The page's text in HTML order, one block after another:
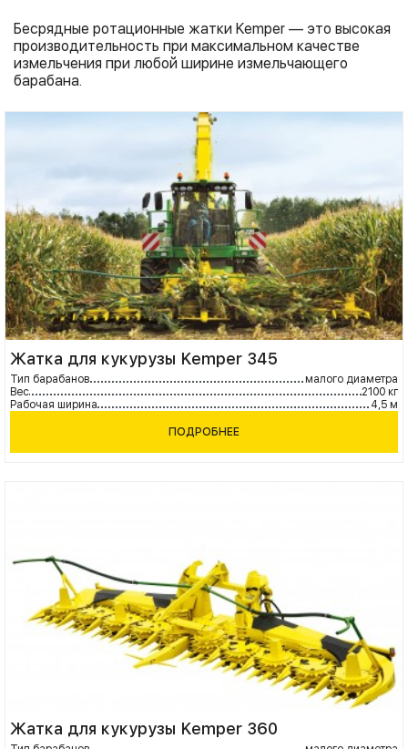
Бесрядные ротационные жатки Kemper — это высокая
производительность при максимальном качестве
измельчения при любой ширине измельчающего
барабана.
Жатка для кукурузы Kemper 345
Тип барабанов
малого диаметра
Вес
2100 кг
Рабочая ширина
4,5 м
ПОДРОБНЕЕ
Жатка для кукурузы Kemper 360